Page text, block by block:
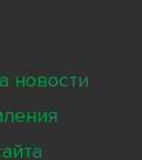
новости